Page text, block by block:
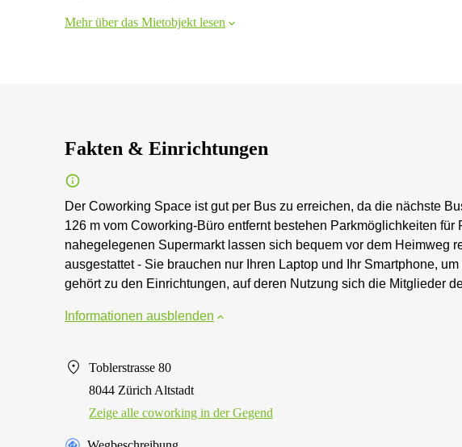
Mehr über das Mietobjekt lesen
Fakten & Einrichtungen
Der Coworking Space ist gut per Bus zu erreichen, da die nächste
126 m vom Coworking-Büro entfernt bestehen Parkmöglichkeiten für
nahegelegenen Supermarkt lassen sich bequem vor dem Heimweg
ausgestattet - Sie brauchen nur Ihren Laptop und Ihr Smartphone,
gehört zu den Einrichtungen, auf deren Nutzung sich die Mitglieder
Informationen ausblenden
Toblerstrasse 80
8044 Zürich Altstadt
Zeige alle сoworking in der Gegend